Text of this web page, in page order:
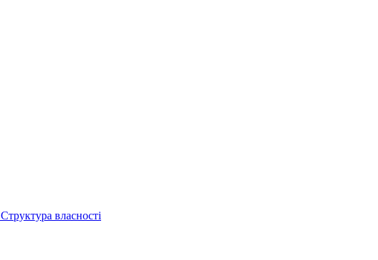
Структура власності